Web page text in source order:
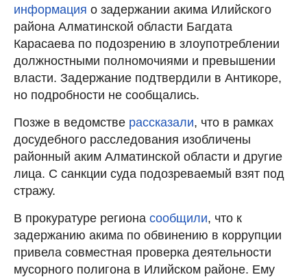
информация о задержании акима Илийского
района Алматинской области Багдата
Карасаева по подозрению в злоупотреблении
должностными полномочиями и превышении
власти. Задержание подтвердили в Антикоре,
но подробности не сообщались.
Позже в ведомстве рассказали, что в рамках
досудебного расследования изобличены
районный аким Алматинской области и другие
лица. С санкции суда подозреваемый взят под
стражу.
В прокуратуре региона сообщили, что к
задержанию акима по обвинению в коррупции
привела совместная проверка деятельности
мусорного полигона в Илийском районе. Ему